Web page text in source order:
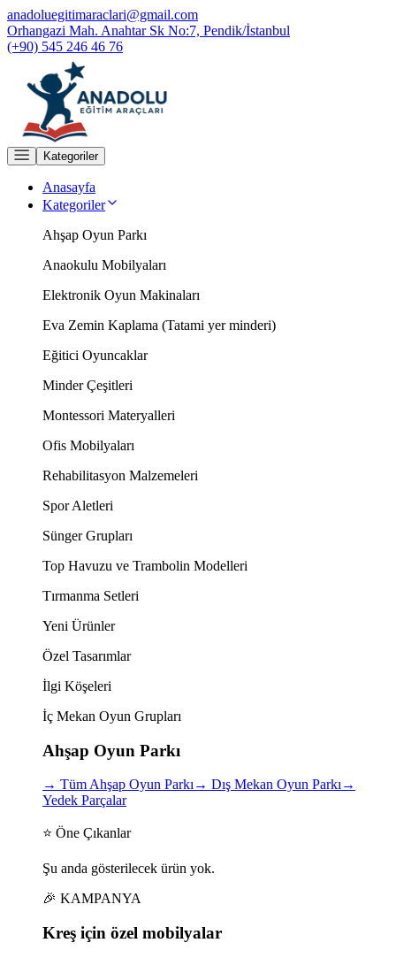
anadoluegitimaraclari@gmail.com
Orhangazi Mah. Anahtar Sk No:7, Pendik/İstanbul
(+90) 545 246 46 76
Kategoriler
Anasayfa
Kategoriler
Ahşap Oyun Parkı
Anaokulu Mobilyaları
Elektronik Oyun Makinaları
Eva Zemin Kaplama (Tatami yer minderi)
Eğitici Oyuncaklar
Minder Çeşitleri
Montessori Materyalleri
Ofis Mobilyaları
Rehabilitasyon Malzemeleri
Spor Aletleri
Sünger Grupları
Top Havuzu ve Trambolin Modelleri
Tırmanma Setleri
Yeni Ürünler
Özel Tasarımlar
İlgi Köşeleri
İç Mekan Oyun Grupları
Ahşap Oyun Parkı
→ Tüm Ahşap Oyun Parkı→ Dış Mekan Oyun Parkı→
Yedek Parçalar
⭐ Öne Çıkanlar
Şu anda gösterilecek ürün yok.
🎉 KAMPANYA
Kreş için özel mobilyalar